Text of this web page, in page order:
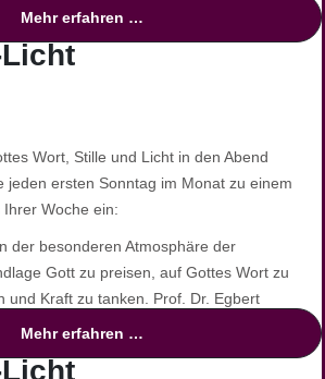
der TU Dortmund, und
Simon Daubhäußer gestalten gemeinsam
und Gebet, begleitet von Klängen und
Frieden, und tanken Sie neue Kraft für
Mehr erfahren …
Wort, Stille und Licht in den Abend
jeden ersten Sonntag im Monat zu einem
Ihrer Woche ein:
der besonderen Atmosphäre der
Gott zu preisen, auf Gottes Wort zu
und Kraft zu tanken. Prof. Dr. Egbert
der TU Dortmund, und
Simon Daubhäußer gestalten gemeinsam
Mehr erfahren …